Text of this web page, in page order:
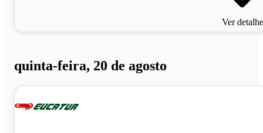
Ver
quinta-feira, 20 de agosto